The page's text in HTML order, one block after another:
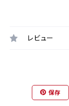
レビュー
保存